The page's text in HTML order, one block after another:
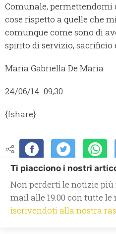
Comunale, permettendomi
cose rispetto a quelle che
comunque come sono di
spirito di servizio, sacrificio
Maria Gabriella De Maria
24/06/14 09,30
{fshare}
Ti piacciono i nostri
Non perderti le notizie
mail alle 19.00 con tutte
iscrivendoti alla nostra